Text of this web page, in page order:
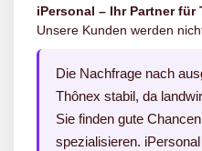
iPersonal – Ihr Partner
Unsere Kunden werden
Die Nachfrage nach
Thônex stabil, da
Sie finden gute
spezialisieren.